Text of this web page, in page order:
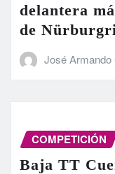
delantera
de
José Armando
COMPETICIÓN
Baja TT